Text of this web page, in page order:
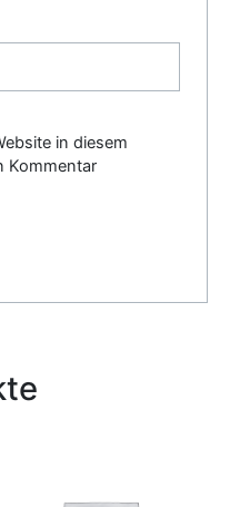
in diesem
Kommentar